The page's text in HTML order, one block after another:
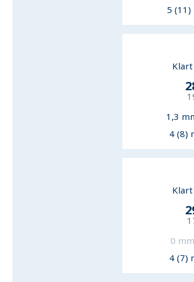
5 (11)
Klart
1,3
4 (8)
Klart
0 mm
4 (7)